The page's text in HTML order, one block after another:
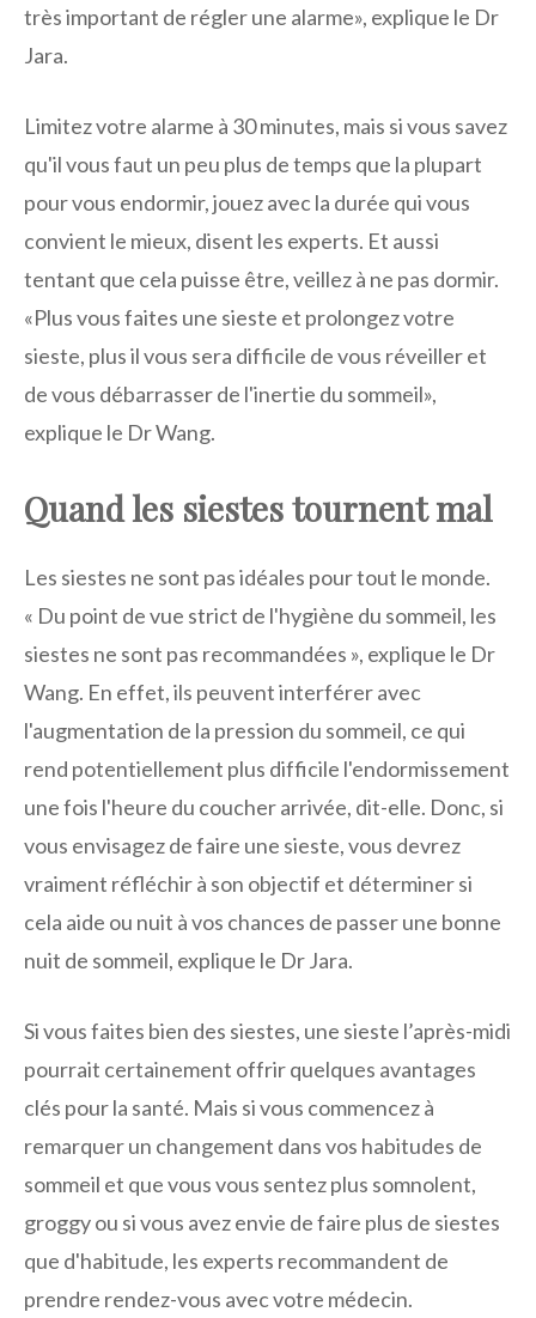
très important de régler une alarme», explique le Dr
Jara.
Limitez votre alarme à 30 minutes, mais si vous savez
qu'il vous faut un peu plus de temps que la plupart
pour vous endormir, jouez avec la durée qui vous
convient le mieux, disent les experts. Et aussi
tentant que cela puisse être, veillez à ne pas dormir.
«Plus vous faites une sieste et prolongez votre
sieste, plus il vous sera difficile de vous réveiller et
de vous débarrasser de l'inertie du sommeil»,
explique le Dr Wang.
Quand les siestes tournent mal
Les siestes ne sont pas idéales pour tout le monde.
« Du point de vue strict de l'hygiène du sommeil, les
siestes ne sont pas recommandées », explique le Dr
Wang. En effet, ils peuvent interférer avec
l'augmentation de la pression du sommeil, ce qui
rend potentiellement plus difficile l'endormissement
une fois l'heure du coucher arrivée, dit-elle. Donc, si
vous envisagez de faire une sieste, vous devrez
vraiment réfléchir à son objectif et déterminer si
cela aide ou nuit à vos chances de passer une bonne
nuit de sommeil, explique le Dr Jara.
Si vous faites bien des siestes, une sieste l’après-midi
pourrait certainement offrir quelques avantages
clés pour la santé. Mais si vous commencez à
remarquer un changement dans vos habitudes de
sommeil et que vous vous sentez plus somnolent,
groggy ou si vous avez envie de faire plus de siestes
que d'habitude, les experts recommandent de
prendre rendez-vous avec votre médecin.